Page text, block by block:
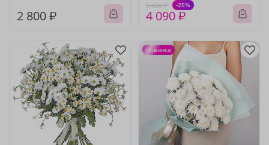
2 800 ₽
5 450 ₽ -25%
4 090 ₽
Новинка